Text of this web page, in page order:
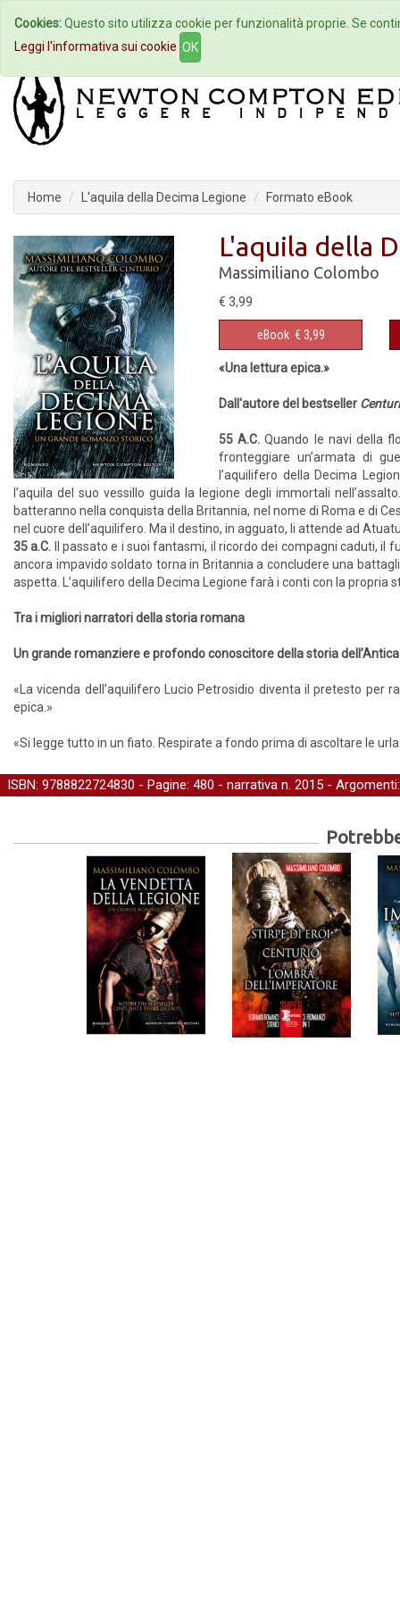
Home Autori Eventi
Home L'aquila della Decima Legione Formato eBook
L'aquila della
Massimiliano Colombo
€ 3,99
eBook € 3,99
«Una lettura epica.»
Dall'autore del bestseller
55 A.C.Quando le navi della
fronteggiare un’armata di
l’aquilifero della Decima
l’aquila del suo vessillo guida la legione degli immortali
batteranno nella conquista della Britannia, nel nome di Roma e di
nel cuore dell’aquilifero. Ma il destino, in agguato, li attende ad
35 a.C. Il passato e i suoi fantasmi, il ricordo dei compagni caduti,
ancora impavido soldato torna in Britannia a concludere una
aspetta. L’aquilifero della Decima Legione farà i conti con la propria
Tra i migliori narratori della storia romana
Un grande romanziere e profondo conoscitore della storia
«La vicenda dell’aquilifero Lucio Petrosidio diventa il pretesto per
epica.»
«Si legge tutto in un fiato. Respirate a fondo prima di ascoltare le
ISBN: 9788822724830 - Pagine: 480 - narrativa n. 2015 -
Cookies:Questo sito utilizza cookie per funzionalità proprie. Se
Leggi l'informativa sui cookie OK